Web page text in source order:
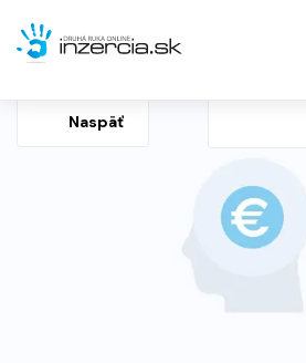
Naspäť